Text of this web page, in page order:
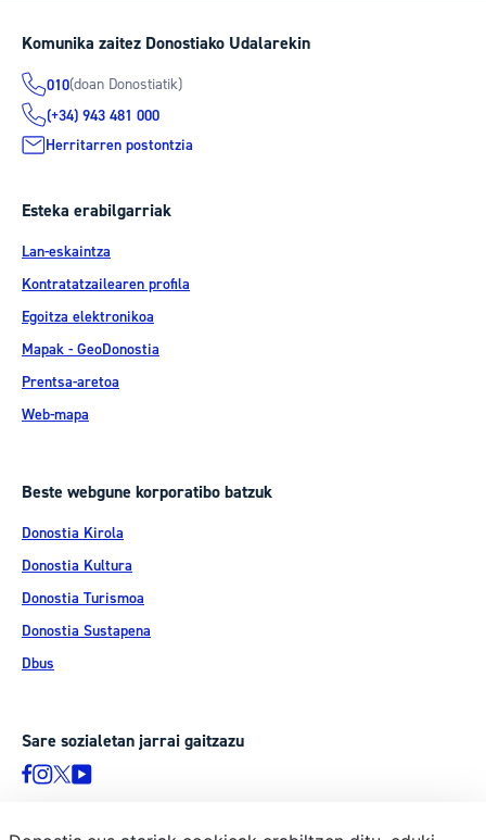
Komunika zaitez Donostiako Udalarekin
010(doan Donostiatik)
(+34) 943 481 000
Herritarren postontzia
Esteka erabilgarriak
Lan-eskaintza
Kontratatzailearen profila
Egoitza elektronikoa
Mapak - GeoDonostia
Prentsa-aretoa
Web-mapa
Beste webgune korporatibo batzuk
Donostia Kirola
Donostia Kultura
Donostia Turismoa
Donostia Sustapena
Dbus
Sare sozialetan jarrai gaitzazu